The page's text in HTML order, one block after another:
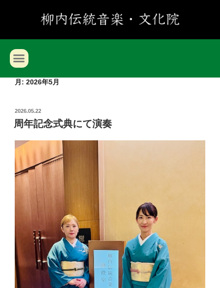
月: 2026年5月
2026.05.22
周年記念式典にて演奏